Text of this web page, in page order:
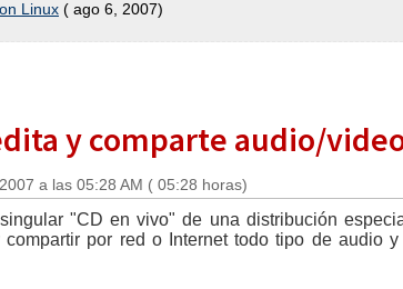
Linux ( ago 6, 2007)
y comparte audio/
a las 05:28 AM ( 05:28 horas)
"CD en vivo" de una distribución
compartir por red o Internet todo tipo de audio